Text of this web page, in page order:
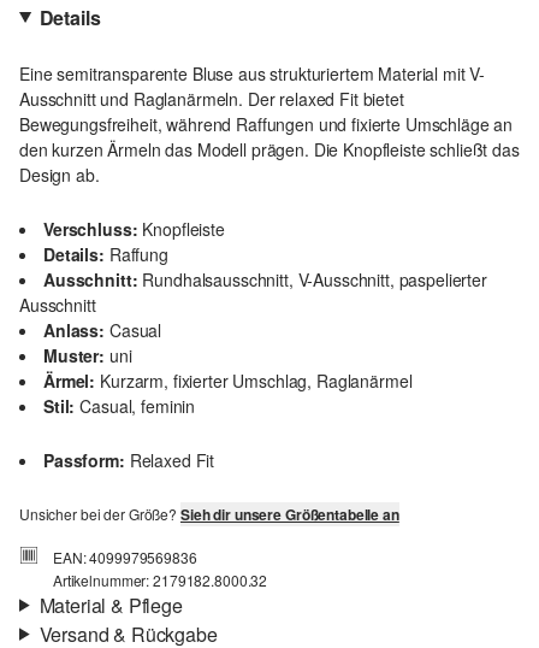
Details
Eine semitransparente Bluse aus strukturiertem Material mit V-
Ausschnitt und Raglanärmeln. Der relaxed Fit bietet
Bewegungsfreiheit, während Raffungen und fixierte Umschläge an
den kurzen Ärmeln das Modell prägen. Die Knopfleiste schließt das
Design ab.
Verschluss: Knopfleiste
Details: Raffung
Ausschnitt: Rundhalsausschnitt, V-Ausschnitt, paspelierter
Ausschnitt
Anlass: Casual
Muster: uni
Ärmel: Kurzarm, fixierter Umschlag, Raglanärmel
Stil: Casual, feminin
Passform: Relaxed Fit
Unsicher bei der Größe? Sieh dir unsere Größentabelle an
EAN: 4099979569836
Artikelnummer: 2179182.8000.32
Material & Pflege
Versand & Rückgabe